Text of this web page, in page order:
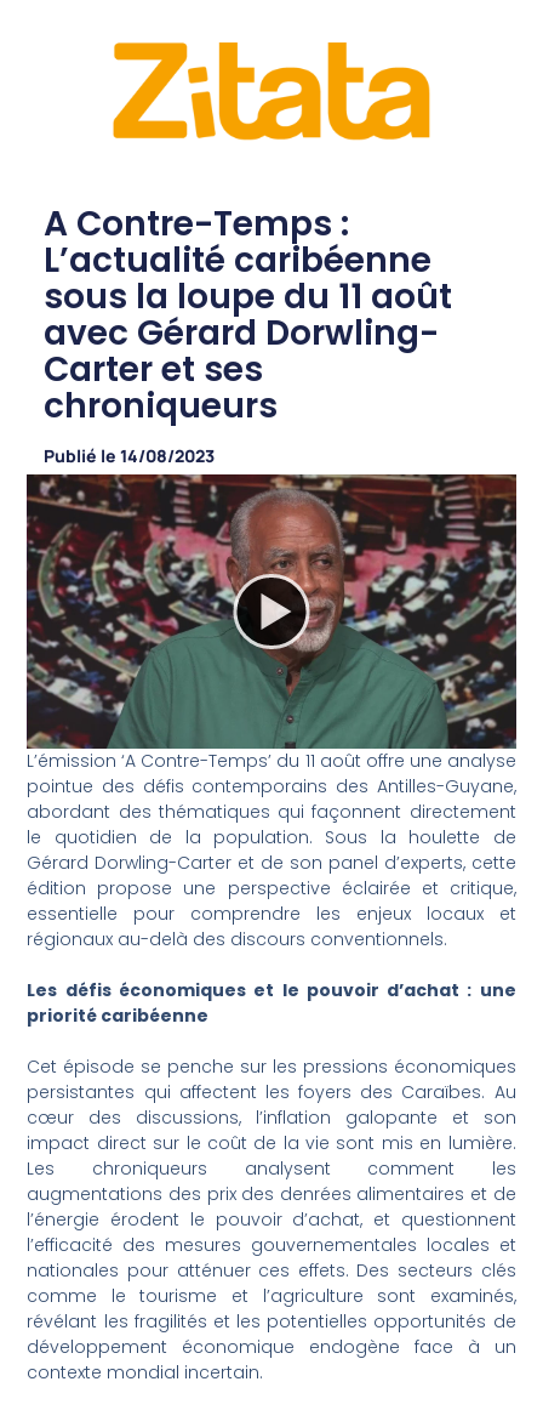
A Contre-Temps :
L’actualité caribéenne
sous la loupe du 11 août
avec Gérard Dorwling-
Carter et ses
chroniqueurs
Publié le 14/08/2023
L’émission ‘A Contre-Temps’ du 11 août offre une analyse
pointue des défis contemporains des Antilles-Guyane,
abordant des thématiques qui façonnent directement
le quotidien de la population. Sous la houlette de
Gérard Dorwling-Carter et de son panel d’experts, cette
édition propose une perspective éclairée et critique,
essentielle pour comprendre les enjeux locaux et
régionaux au-delà des discours conventionnels.
Les défis économiques et le pouvoir d’achat : une
priorité caribéenne
Cet épisode se penche sur les pressions économiques
persistantes qui affectent les foyers des Caraïbes. Au
cœur des discussions, l’inflation galopante et son
impact direct sur le coût de la vie sont mis en lumière.
Les chroniqueurs analysent comment les
augmentations des prix des denrées alimentaires et de
l’énergie érodent le pouvoir d’achat, et questionnent
l’efficacité des mesures gouvernementales locales et
nationales pour atténuer ces effets. Des secteurs clés
comme le tourisme et l’agriculture sont examinés,
révélant les fragilités et les potentielles opportunités de
développement économique endogène face à un
contexte mondial incertain.